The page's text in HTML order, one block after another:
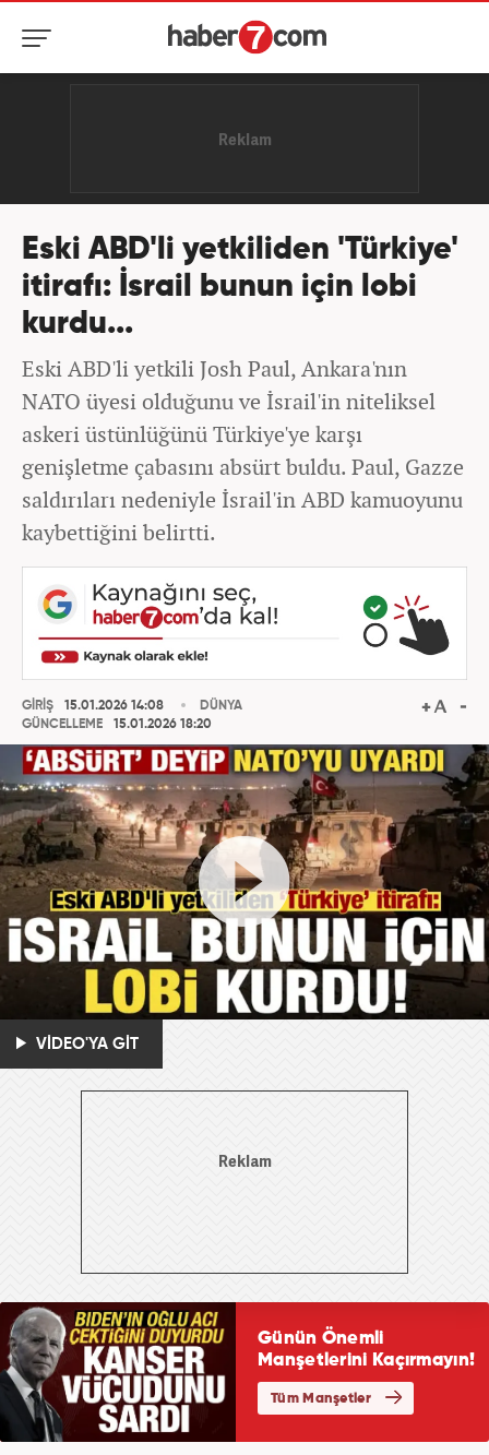
Eski ABD'li yetkiliden 'Türkiye'
itirafı: İsrail bunun için lobi
kurdu...
Eski ABD'li yetkili Josh Paul, Ankara'nın
NATO üyesi olduğunu ve İsrail'in niteliksel
askeri üstünlüğünü Türkiye'ye karşı
genişletme çabasını absürt buldu. Paul, Gazze
saldırıları nedeniyle İsrail'in ABD kamuoyunu
kaybettiğini belirtti.
GİRİŞ
15.01.2026 14:08
GÜNCELLEME
15.01.2026 18:20
DÜNYA
VİDEO'YA GİT